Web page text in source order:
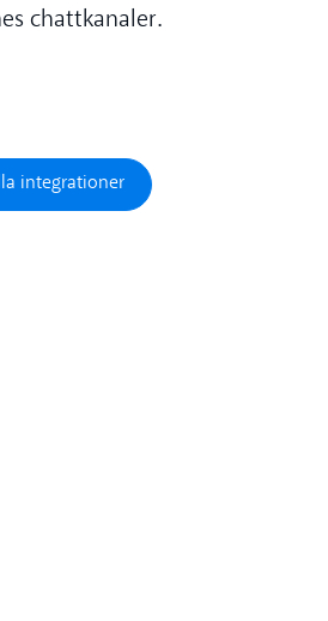
chattkanaler.
Alla integrationer
integrationer